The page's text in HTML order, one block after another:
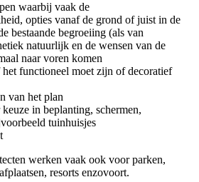
waarbij vaak de
opties vanaf de grond of juist in de
bestaande begroeiing (als van
natuurlijk en de wensen van de
naar voren komen
functioneel moet zijn of decoratief
van het plan
in beplanting, schermen,
tuinhuisjes
werken vaak ook voor parken,
resorts enzovoort.